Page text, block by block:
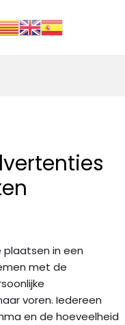
in een
met de
voren. Iedereen
en de hoeveelheid